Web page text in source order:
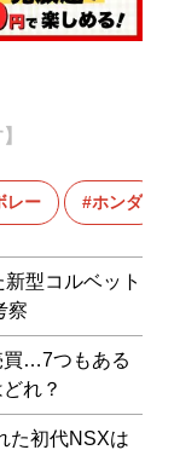
レー ホンダ
型コルベット
察
買…7つもある
れ？
た初代NSXは